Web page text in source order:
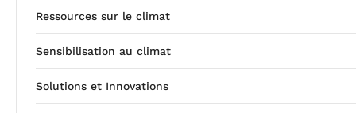
Ressources sur le climat
Sensibilisation au climat
Solutions et Innovations